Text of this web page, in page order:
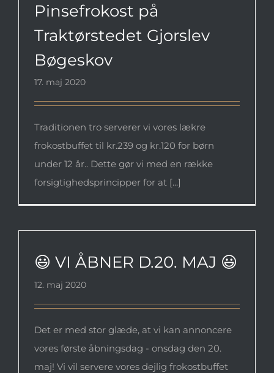
Pinsefrokost på
Traktørstedet Gjorslev
Bøgeskov
17. maj 2020
Traditionen tro serverer vi vores lækre
frokostbuffet til kr.239 og kr.120 for børn
under 12 år.. Dette gør vi med en række
forsigtighedsprincipper for at [...]
😃 VI ÅBNER D.20. MAJ 😃
😃 VI ÅBNER D.20. MAJ 😃
12. maj 2020
Det er med stor glæde, at vi kan annoncere
vores første åbningsdag - onsdag den 20.
maj! Vi vil servere vores dejlig frokostbuffet